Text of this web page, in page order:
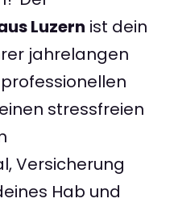
Luzern ist dein
jahrelangen
stressfreien
Versicherung
Hab und